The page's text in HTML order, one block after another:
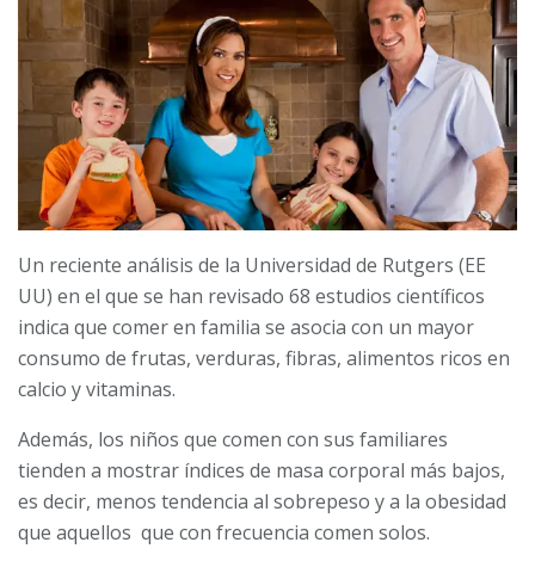
Un reciente análisis de la Universidad de Rutgers (EE
UU) en el que se han revisado 68 estudios científicos
indica que comer en familia se asocia con un mayor
consumo de frutas, verduras, fibras, alimentos ricos en
calcio y vitaminas.
Además, los niños que comen con sus familiares
tienden a mostrar índices de masa corporal más bajos,
es decir, menos tendencia al sobrepeso y a la obesidad
que aquellos que con frecuencia comen solos.